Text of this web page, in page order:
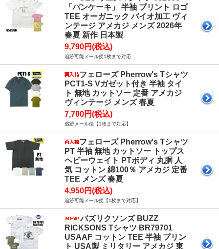
「パンケーキ」 半袖 プリント ロゴ
TEE オーガニック バイオ加工 ヴィ
ンテージ アメカジ メンズ 2026年
春夏 新作 日本製
9,790円(税込)
追跡可能メール便1枚まで対応
フェローズ Pherrow's Tシャツ
PCT1-S Vガゼット付き 半袖 タイ
ト 無地 カットソー 定番 アメカジ
ヴィンテージ メンズ 春夏
7,700円(税込)
追跡メール便【1枚まで対応】
フェローズ Pherrow's Tシャツ
PT 半袖 無地 カットソー トップス
ヘビーウェイト PTボディ 丸胴 人
気 コットン 綿100％ アメカジ 定番
TEE メンズ 春夏
4,950円(税込)
追跡可能メール便【1枚まで対応】
バズリクソンズ BUZZ
RICKSONS Tシャツ BR79701
USAAF コットン TEE 半袖 プリン
ト USA製 ミリタリー アメカジ 東